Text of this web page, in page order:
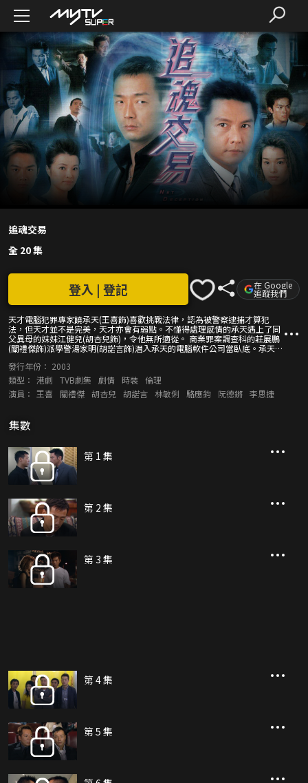
追魂交易
全 20 集
天才電腦犯罪專家饒承天(王喜飾)喜歡挑戰法律，認為被警察逮捕才算犯
法，但天才並不是完美，天才亦會有弱點。不懂得處理感情的承天遇上了同
父異母的妹妹江健兒(胡杏兒飾)，令他無所適從。 商業罪案調查科的莊展鵬
(關禮傑飾)派學警湯家明(胡諾言飾)潛入承天的電腦軟件公司當臥底。承天決
現了承天的電腦罪行，健兒要令承天改邪歸正。此時，健兒亦發現心愛的家
明為臥底，質疑兩人的感情是否真愛。
登入 | 登記 在 Google
追蹤我們
發行年份： 2003
類型： 港劇 TVB劇集 劇情 時裝 倫理
演員： 王喜 關禮傑 胡杏兒 胡諾言 林敏俐 駱應鈞 阮德鏘 李思捷
集數
第 1 集
第 2 集
第 3 集
第 4 集
第 5 集